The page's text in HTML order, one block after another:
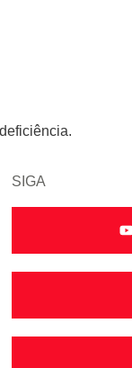
SIGA